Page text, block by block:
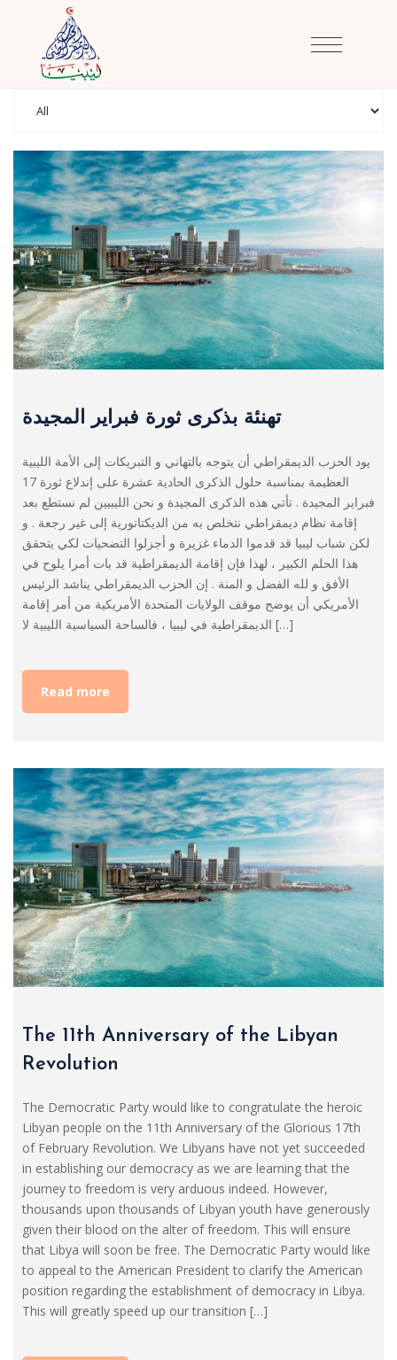
تهنئة بذكرى ثورة فبراير المجيدة
يود الحزب الديمقراطي أن يتوجه بالتهاني و التبريكات إلى الأمة الليبية
العظيمة بمناسبة حلول الذكرى الحادية عشرة على إندلاع ثورة 17
فبراير المجيدة . تأتي هذه الذكرى المجيدة و نحن الليبيين لم نستطع بعد
إقامة نظام ديمقراطي نتخلص به من الديكتاتورية إلى غير رجعة . و
لكن شباب ليبيا قد قدموا الدماء غزيرة و أجزلوا التضحيات لكي يتحقق
هذا الحلم الكبير ، لهذا فإن إقامة الديمقراطية قد بات أمرا يلوح في
الأفق و لله الفضل و المنة . إن الحزب الديمقراطي يناشد الرئيس
الأمريكي أن يوضح موقف الولايات المتحدة الأمريكية من أمر إقامة
الديمقراطية في ليبيا ، فالساحة السياسية الليبية لا […]
Read more
The 11th Anniversary of the Libyan
Revolution
The Democratic Party would like to congratulate the heroic
Libyan people on the 11th Anniversary of the Glorious 17th
of February Revolution. We Libyans have not yet succeeded
in establishing our democracy as we are learning that the
journey to freedom is very arduous indeed. However,
thousands upon thousands of Libyan youth have generously
given their blood on the alter of freedom. This will ensure
that Libya will soon be free. The Democratic Party would like
to appeal to the American President to clarify the American
position regarding the establishment of democracy in Libya.
This will greatly speed up our transition […]